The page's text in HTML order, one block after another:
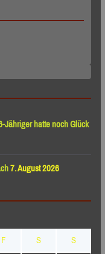
hatte noch Glück
7. August 2026
F S
S